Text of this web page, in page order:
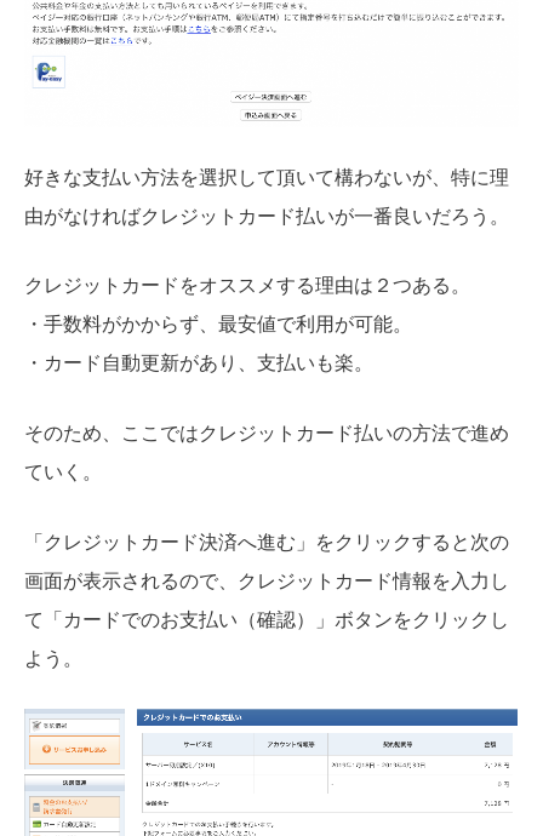
好きな支払い方法を選択して頂いて構わないが、特に理
由がなければクレジットカード払いが一番良いだろう。
クレジットカードをオススメする理由は２つある。
・手数料がかからず、最安値で利用が可能。
・カード自動更新があり、支払いも楽。
そのため、ここではクレジットカード払いの方法で進め
ていく。
「クレジットカード決済へ進む」をクリックすると次の
画面が表示されるので、クレジットカード情報を入力し
て「カードでのお支払い（確認）」ボタンをクリックし
よう。